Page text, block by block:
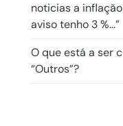
noticias a
aviso tenho 3 %...”
O que está a ser
“Outros”?